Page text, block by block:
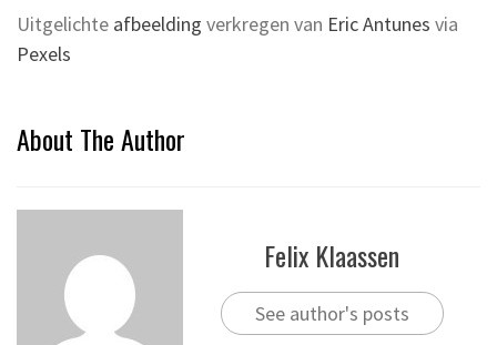
Uitgelichte afbeelding verkregen van Eric Antunes via
Pexels
About The Author
Felix Klaassen
See author's posts